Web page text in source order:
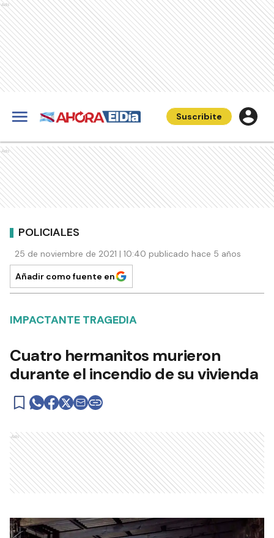
Ads
Suscribite
Ads
POLICIALES
25 de noviembre de 2021 | 10:40 publicado hace 5 años
Añadir como fuente en
IMPACTANTE TRAGEDIA
Cuatro hermanitos murieron
durante el incendio de su vivienda
Ads